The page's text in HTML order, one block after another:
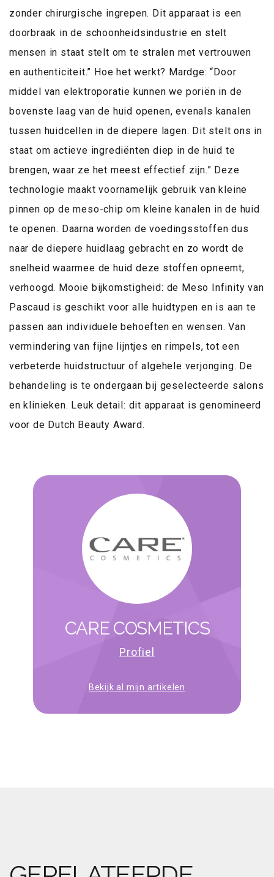
zonder chirurgische ingrepen. Dit apparaat is een
doorbraak in de schoonheidsindustrie en stelt
mensen in staat stelt om te stralen met vertrouwen
en authenticiteit.” Hoe het werkt? Mardge: “Door
middel van elektroporatie kunnen we poriën in de
bovenste laag van de huid openen, evenals kanalen
tussen huidcellen in de diepere lagen. Dit stelt ons in
staat om actieve ingrediënten diep in de huid te
brengen, waar ze het meest effectief zijn.” Deze
technologie maakt voornamelijk gebruik van kleine
pinnen op de meso-chip om kleine kanalen in de huid
te openen. Daarna worden de voedingsstoffen dus
naar de diepere huidlaag gebracht en zo wordt de
snelheid waarmee de huid deze stoffen opneemt,
verhoogd. Mooie bijkomstigheid: de Meso Infinity van
Pascaud is geschikt voor alle huidtypen en is aan te
passen aan individuele behoeften en wensen. Van
vermindering van fijne lijntjes en rimpels, tot een
verbeterde huidstructuur of algehele verjonging. De
behandeling is te ondergaan bij geselecteerde salons
en klinieken. Leuk detail: dit apparaat is genomineerd
voor de Dutch Beauty Award.
CARE COSMETICS
Profiel
Bekijk al mijn artikelen